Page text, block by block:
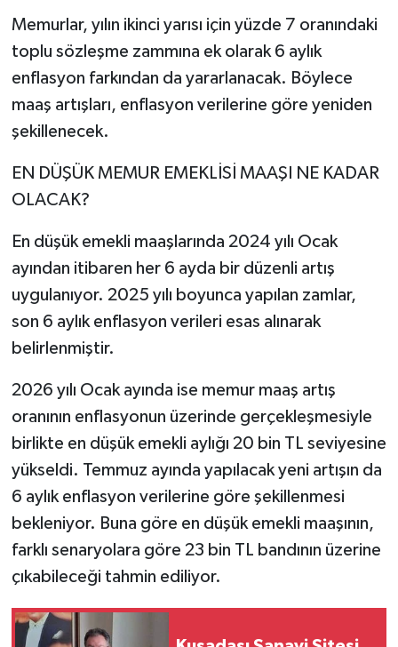
Memurlar, yılın ikinci yarısı için yüzde 7 oranındaki
toplu sözleşme zammına ek olarak 6 aylık
enflasyon farkından da yararlanacak. Böylece
maaş artışları, enflasyon verilerine göre yeniden
şekillenecek.
EN DÜŞÜK MEMUR EMEKLİSİ MAAŞI NE KADAR
OLACAK?
En düşük emekli maaşlarında 2024 yılı Ocak
ayından itibaren her 6 ayda bir düzenli artış
uygulanıyor. 2025 yılı boyunca yapılan zamlar,
son 6 aylık enflasyon verileri esas alınarak
belirlenmiştir.
2026 yılı Ocak ayında ise memur maaş artış
oranının enflasyonun üzerinde gerçekleşmesiyle
birlikte en düşük emekli aylığı 20 bin TL seviyesine
yükseldi. Temmuz ayında yapılacak yeni artışın da
6 aylık enflasyon verilerine göre şekillenmesi
bekleniyor. Buna göre en düşük emekli maaşının,
farklı senaryolara göre 23 bin TL bandının üzerine
çıkabileceği tahmin ediliyor.